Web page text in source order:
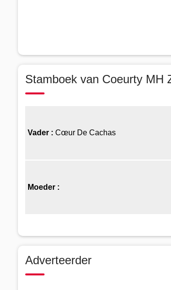
Stamboek van Coeurty MH
Vader : Cœur De Cachas
Moeder :
Adverteerder